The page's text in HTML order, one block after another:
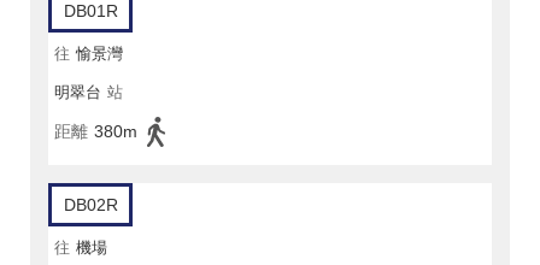
DB01R
往 愉景灣
明翠台 站
距離 380m
DB02R
往 機場